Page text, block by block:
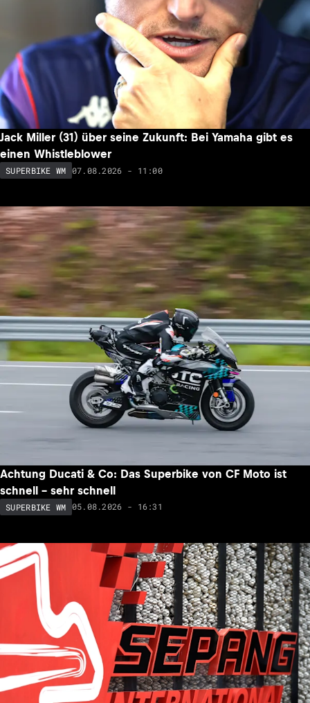
Jack Miller (31) über seine Zukunft: Bei Yamaha gibt es
einen Whistleblower
SUPERBIKE WM 07.08.2026 - 11:00
Achtung Ducati & Co: Das Superbike von CF Moto ist
schnell – sehr schnell
SUPERBIKE WM 05.08.2026 - 16:31